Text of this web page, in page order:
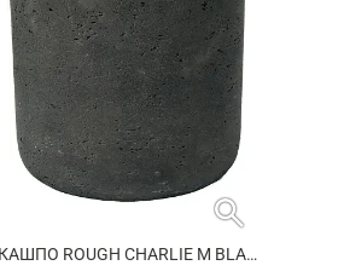
search
КАШПО ROUGH CHARLIE M BLACK WASHED